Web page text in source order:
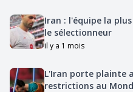
Iran : l'équipe la
le sélectionneur
il y a 1 mois
L'Iran porte plainte
restrictions au